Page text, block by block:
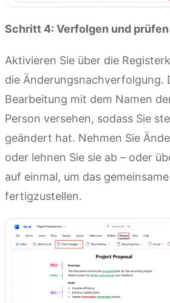
Schritt 4: Verfolgen und
Aktivieren Sie über die
die Änderungsnachverfolgung.
Bearbeitung mit dem Namen
Person versehen, sodass Sie
geändert hat. Nehmen Sie
oder lehnen Sie sie ab – oder
auf einmal, um das
fertigzustellen.